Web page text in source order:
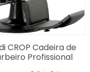
CROP Cadeira de
Profissional